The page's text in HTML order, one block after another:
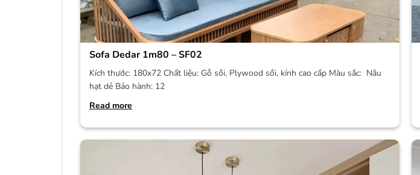
Sofa Dedar 1m80 – SF02
Kích thước: 180x72 Chất liệu: Gỗ sồi, Plywood sồi, kính cao cấp Màu sắc: Nâu
hạt dẻ Bảo hành: 12
Read more